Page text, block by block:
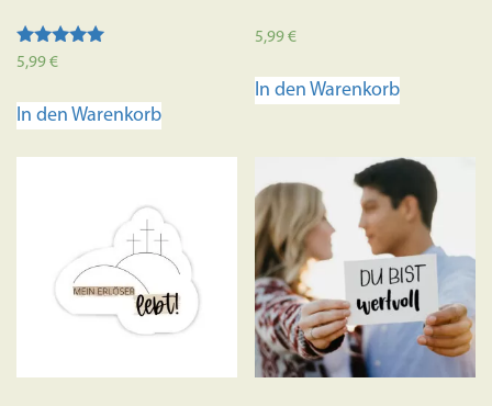
Bewertet mit
5,99€
In den Warenkorb
5,99€
In den Warenkorb